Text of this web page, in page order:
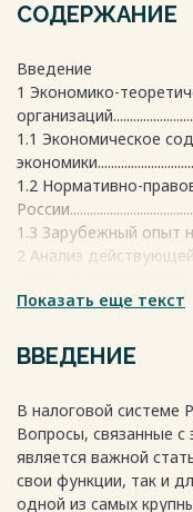
СОДЕРЖАНИЕ
Введение
1 Экономико-
1.1 Экономическое
1.2 Нормативно-
1.3 Зарубежный опыт
2 Анализ
2.1 Оценка динамики
2.2 Анализ взимания
2.4 Прогноз
3 Направления
Показать еще текст
ВВЕДЕНИЕ
В налоговой системе
Вопросы, связанные с
является важной
свои функции, так и
одной из самых